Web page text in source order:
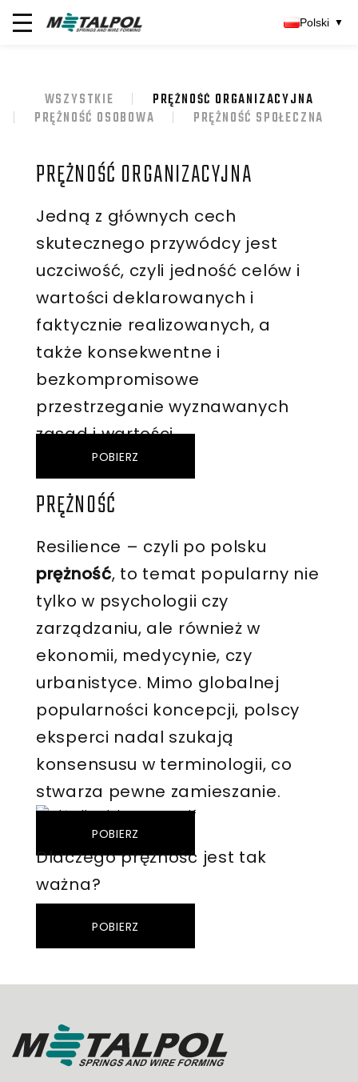
Polski ▼
WSZYSTKIE
PRĘŻNOŚĆ ORGANIZACYJNA
PRĘŻNOŚĆ OSOBOWA
PRĘŻNOŚĆ SPOŁECZNA
PRĘŻNOŚĆ ORGANIZACYJNA
Jedną z głównych cech
skutecznego przywódcy jest
uczciwość, czyli jedność celów i
wartości deklarowanych i
faktycznie realizowanych, a
także konsekwentne i
bezkompromisowe
przestrzeganie wyznawanych
zasad i wartości.
POBIERZ
PRĘŻNOŚĆ
Resilience – czyli po polsku
prężność, to temat popularny nie
tylko w psychologii czy
zarządzaniu, ale również w
ekonomii, medycynie, czy
urbanistyce. Mimo globalnej
popularności koncepcji, polscy
eksperci nadal szukają
konsensusu w terminologii, co
stwarza pewne zamieszanie.
POBIERZ
Dlaczego prężność jest tak
ważna?
POBIERZ